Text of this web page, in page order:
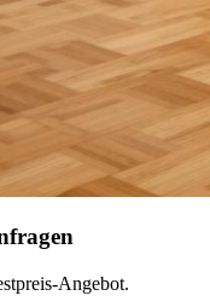
Angebot.